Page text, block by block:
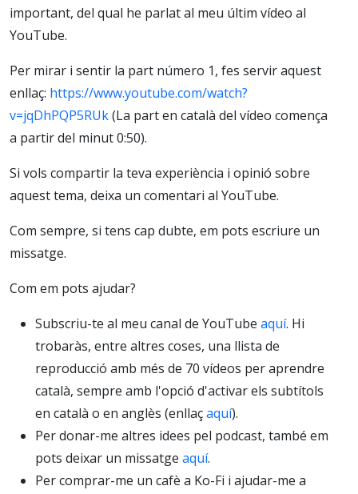
important, del qual he parlat al meu últim vídeo al
YouTube.
Per mirar i sentir la part número 1, fes servir aquest
enllaç: https://www.youtube.com/watch?
v=jqDhPQP5RUk(La part en català del vídeo comença
a partir del minut 0:50).
Si vols compartir la teva experiència i opinió sobre
aquest tema, deixa un comentari al YouTube.
Com sempre, si tens cap dubte, em pots escriure un
missatge.
Com em pots ajudar?
Subscriu-te al meu canal de YouTube aquí. Hi
trobaràs, entre altres coses, una llista de
reproducció amb més de 70 vídeos per aprendre
català, sempre amb l'opció d'activar els subtítols
en català o en anglès (enllaçaquí).
Per donar-me altres idees pel podcast, també em
pots deixar un missatge aquí.
Per comprar-me un cafè a Ko-Fi i ajudar-me a